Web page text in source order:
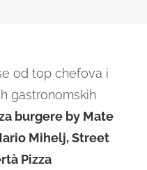
od top chefova i
gastronomskih
burgere by Mate
Mihelj, Street
Pizza